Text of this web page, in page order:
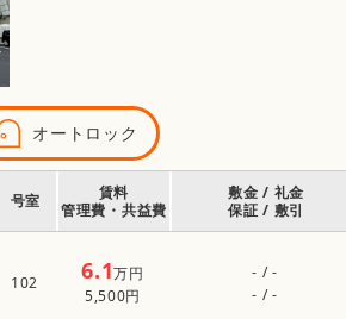
オートロック
号室
賃料
管理費・共益費
敷金 / 礼金
保証 / 敷引
102 6.1万円
5,500円
- / -
- / -